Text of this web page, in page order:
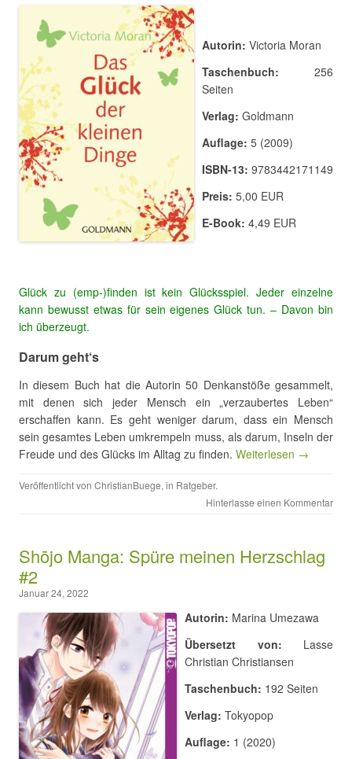
Autorin: Victoria Moran
Taschenbuch: 256
Seiten
Verlag: Goldmann
Auflage: 5 (2009)
ISBN-13: 9783442171149
Preis: 5,00 EUR
E-Book: 4,49 EUR
Glück zu (emp-)finden ist kein Glücksspiel. Jeder einzelne
kann bewusst etwas für sein eigenes Glück tun. – Davon bin
ich überzeugt.
Darum geht‘s
In diesem Buch hat die Autorin 50 Denkanstöße gesammelt,
mit denen sich jeder Mensch ein „verzaubertes Leben“
erschaffen kann. Es geht weniger darum, dass ein Mensch
sein gesamtes Leben umkrempeln muss, als darum, Inseln der
Freude und des Glücks im Alltag zu finden. Weiterlesen →
Veröffentlicht von ChristianBuege, in Ratgeber.
Hinterlasse einen Kommentar
Shōjo Manga: Spüre meinen Herzschlag
#2
Januar 24, 2022
Autorin: Marina Umezawa
Übersetzt von: Lasse
Christian Christiansen
Taschenbuch: 192 Seiten
Verlag: Tokyopop
Auflage: 1 (2020)